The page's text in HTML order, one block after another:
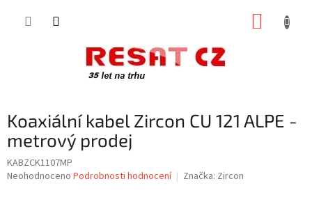
Koaxiální kabel Zircon CU 121 ALPE -
metrový prodej
KABZCK1107MP
Průměrné
Neohodnoceno Podrobnosti hodnocení Značka: Zircon